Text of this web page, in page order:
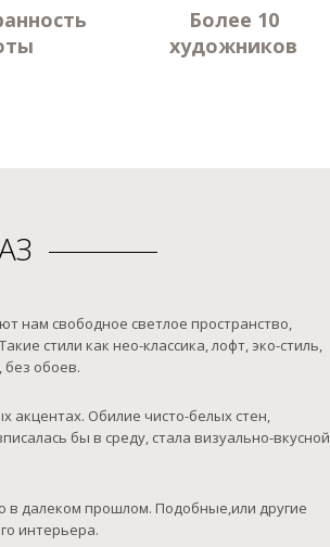
Более 10
художников
нам свободное светлое пространство,
стили как нео-классика, лофт, эко-стиль,
обоев.
акцентах. Обилие чисто-белых стен,
бы в среду, стала визуально-вкусной
далеком прошлом. Подобные,или другие
интерьера.